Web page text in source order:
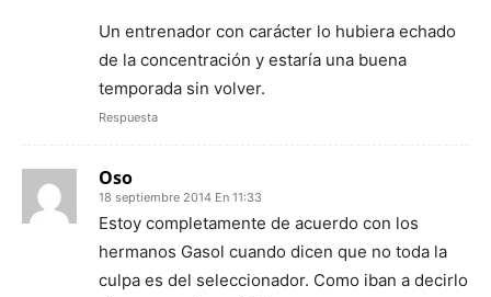
Un entrenador con carácter lo hubiera echado
de la concentración y estaría una buena
temporada sin volver.
Respuesta
Oso
18 septiembre 2014 En 11:33
Estoy completamente de acuerdo con los
hermanos Gasol cuando dicen que no toda la
culpa es del seleccionador. Como iban a decirlo